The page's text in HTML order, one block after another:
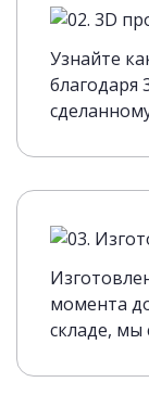
Узнайте
благодаря
момента
складе, мы